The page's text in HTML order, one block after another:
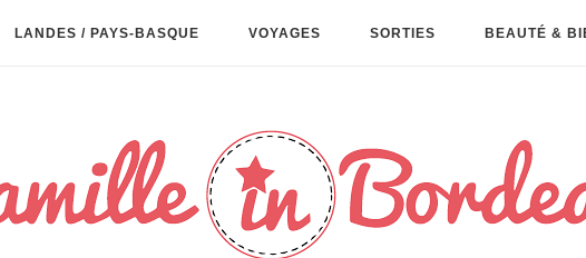
LANDES / PAYS-BASQUE VOYAGES SORTIES BEAUTÉ &